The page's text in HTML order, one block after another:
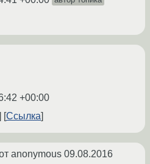
+00:00
Ссылка
anonymous 09.08.2016